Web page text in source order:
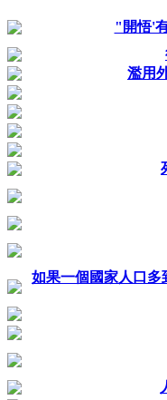
"開悟'
濫用
如果一個國家人口多